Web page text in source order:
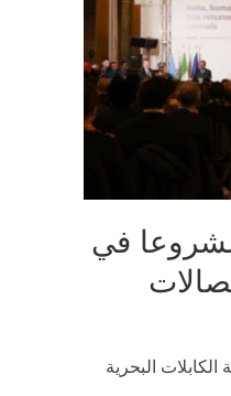
مشروعا في
البحرية